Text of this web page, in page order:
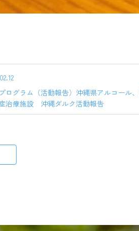
ログラム（活動報告）沖縄県アルコール
治療施設 沖縄ダルク活動報告